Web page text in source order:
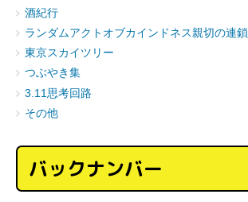
酒紀行
ランダムアクトオブカインドネス親切の連鎖
東京スカイツリー
つぶやき集
3.11思考回路
その他
バックナンバー